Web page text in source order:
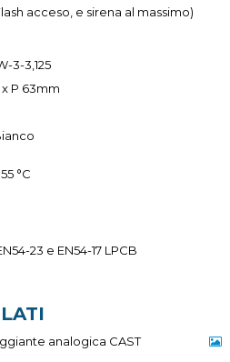
acceso, e sirena al massimo)
3-3,125
x P 63mm
°C
23 e EN54-17 LPCB
analogica CAST